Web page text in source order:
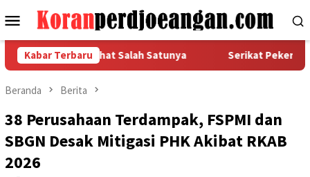
ke
Menu
Mobile
Kabar Terbaru
Istirahat Salah Satunya Serikat Pekerja FSPMI PT
Beranda Berita
38 Perusahaan Terdampak, FSPMI dan
SBGN Desak Mitigasi PHK Akibat RKAB
2026